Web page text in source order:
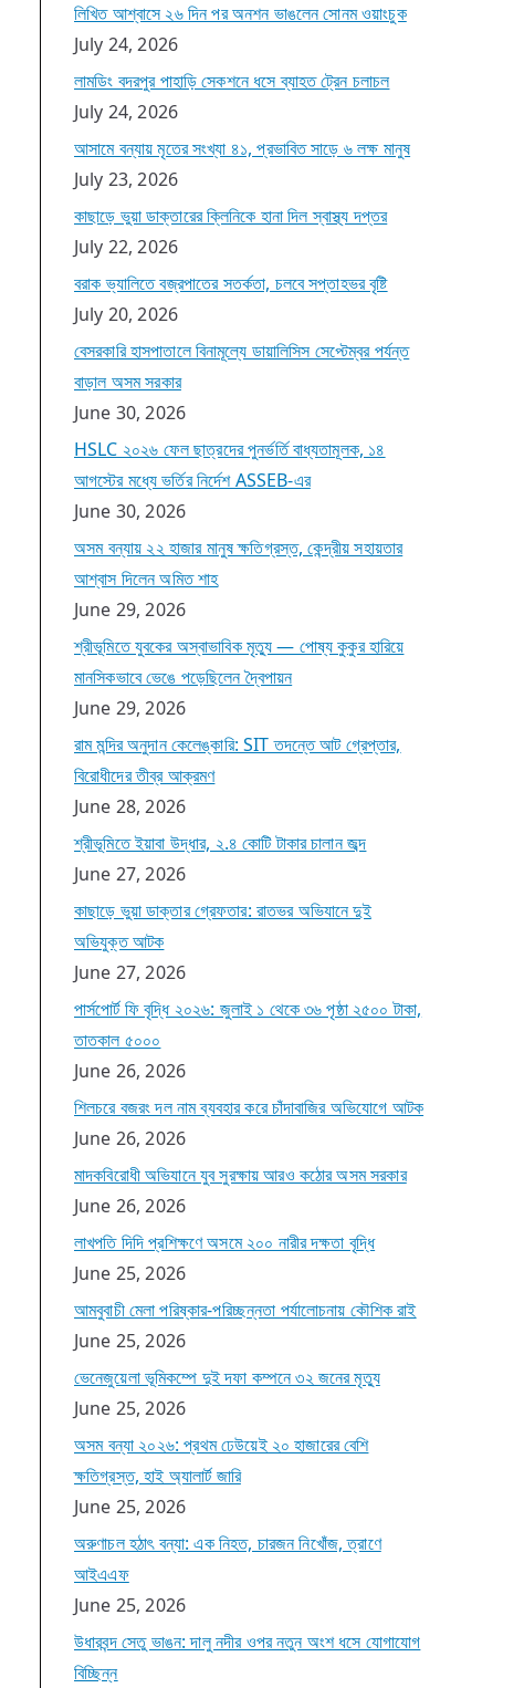
লিখিত আশ্বাসে ২৬ দিন পর অনশন ভাঙলেন সোনম ওয়াংচুক
July 24, 2026
লামডিং বদরপুর পাহাড়ি সেকশনে ধসে ব্যাহত ট্রেন চলাচল
July 24, 2026
আসামে বন্যায় মৃতের সংখ্যা ৪১, প্রভাবিত সাড়ে ৬ লক্ষ মানুষ
July 23, 2026
কাছাড়ে ভুয়া ডাক্তারের ক্লিনিকে হানা দিল স্বাস্থ্য দপ্তর
July 22, 2026
বরাক ভ্যালিতে বজ্রপাতের সতর্কতা, চলবে সপ্তাহভর বৃষ্টি
July 20, 2026
বেসরকারি হাসপাতালে বিনামূল্যে ডায়ালিসিস সেপ্টেম্বর পর্যন্ত
বাড়াল অসম সরকার
June 30, 2026
HSLC ২০২৬ ফেল ছাত্রদের পুনর্ভর্তি বাধ্যতামূলক, ১৪
আগস্টের মধ্যে ভর্তির নির্দেশ ASSEB-এর
June 30, 2026
অসম বন্যায় ২২ হাজার মানুষ ক্ষতিগ্রস্ত, কেন্দ্রীয় সহায়তার
আশ্বাস দিলেন অমিত শাহ
June 29, 2026
শ্রীভূমিতে যুবকের অস্বাভাবিক মৃত্যু — পোষ্য কুকুর হারিয়ে
মানসিকভাবে ভেঙে পড়েছিলেন দ্বৈপায়ন
June 29, 2026
রাম মন্দির অনুদান কেলেঙ্কারি: SIT তদন্তে আট গ্রেপ্তার,
বিরোধীদের তীব্র আক্রমণ
June 28, 2026
শ্রীভূমিতে ইয়াবা উদ্ধার, ২.৪ কোটি টাকার চালান জব্দ
June 27, 2026
কাছাড়ে ভুয়া ডাক্তার গ্রেফতার: রাতভর অভিযানে দুই
অভিযুক্ত আটক
June 27, 2026
পার্সপোর্ট ফি বৃদ্ধি ২০২৬: জুলাই ১ থেকে ৩৬ পৃষ্ঠা ২৫০০ টাকা,
তাতকাল ৫০০০
June 26, 2026
শিলচরে বজরং দল নাম ব্যবহার করে চাঁদাবাজির অভিযোগে আটক
June 26, 2026
মাদকবিরোধী অভিযানে যুব সুরক্ষায় আরও কঠোর অসম সরকার
June 26, 2026
লাখপতি দিদি প্রশিক্ষণে অসমে ২০০ নারীর দক্ষতা বৃদ্ধি
June 25, 2026
আমবুবাচী মেলা পরিষ্কার-পরিচ্ছন্নতা পর্যালোচনায় কৌশিক রাই
June 25, 2026
ভেনেজুয়েলা ভূমিকম্পে দুই দফা কম্পনে ৩২ জনের মৃত্যু
June 25, 2026
অসম বন্যা ২০২৬: প্রথম ঢেউয়েই ২০ হাজারের বেশি
ক্ষতিগ্রস্ত, হাই অ্যালার্ট জারি
June 25, 2026
অরুণাচল হঠাৎ বন্যা: এক নিহত, চারজন নিখোঁজ, ত্রাণে
আইএএফ
June 25, 2026
উধারবন্দ সেতু ভাঙন: দালু নদীর ওপর নতুন অংশ ধসে যোগাযোগ
বিচ্ছিন্ন